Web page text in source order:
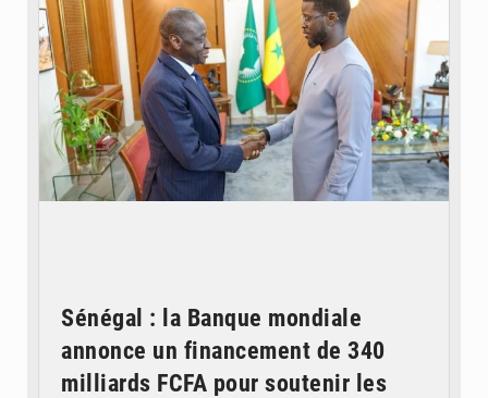
Sénégal : la Banque mondiale
annonce un financement de 340
milliards FCFA pour soutenir les